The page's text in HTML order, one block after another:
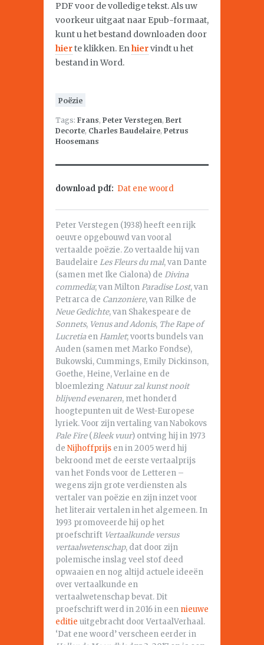
PDF voor de volledige tekst. Als uw
voorkeur uitgaat naar Epub-formaat,
kunt u het bestand downloaden door
hierte klikken. Enhiervindt u het
bestand in Word.
Poëzie
Tags: Frans, Peter Verstegen, Bert
Decorte, Charles Baudelaire, Petrus
Hoosemans
download pdf: Dat ene woord
Peter Verstegen (1938) heeft een rijk
oeuvre opgebouwd van vooral
vertaalde poëzie. Zo vertaalde hij van
Baudelaire Les Fleurs du mal, van Dante
(samen met Ike Cialona) de Divina
commedia; van MiltonParadise Lost, van
Petrarca de Canzoniere, van Rilke de
Neue Gedichte, van Shakespeare de
Sonnets, Venus and Adonis, The Rape of
LucretiaenHamlet; voorts bundels van
Auden (samen met Marko Fondse),
Bukowski, Cummings, Emily Dickinson,
Goethe, Heine, Verlaine en de
bloemlezing Natuur zal kunst nooit
blijvend evenaren, met honderd
hoogtepunten uit de West-Europese
lyriek. Voor zijn vertaling van Nabokovs
Pale Fire(Bleek vuur) ontving hij in 1973
de Nijhoffprijs en in 2005 werd hij
bekroond met de eerste vertaalprijs
van het Fonds voor de Letteren –
wegens zijn grote verdiensten als
vertaler van poëzie en zijn inzet voor
het literair vertalen in het algemeen. In
1993 promoveerde hij op het
proefschrift Vertaalkunde versus
vertaalwetenschap, dat door zijn
polemische inslag veel stof deed
opwaaien en nog altijd actuele ideeën
over vertaalkunde en
vertaalwetenschap bevat. Dit
proefschrift werd in 2016 in een nieuwe
editie uitgebracht door VertaalVerhaal.
‘Dat ene woord’ verscheen eerder in